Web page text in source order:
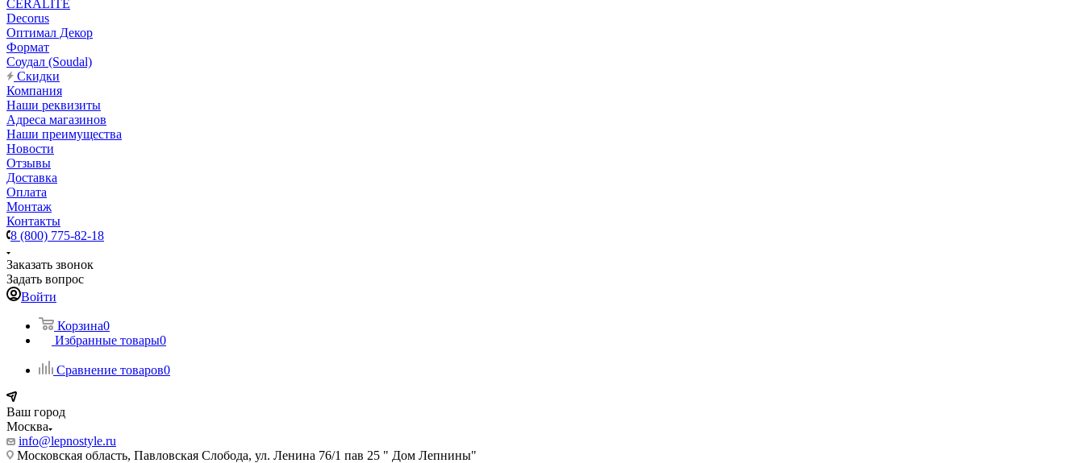
CERALITE
Decorus
Оптимал Декор
Формат
Соудал (Soudal)
Скидки
Компания
Наши реквизиты
Адреса магазинов
Наши преимущества
Новости
Отзывы
Доставка
Оплата
Монтаж
Контакты
8 (800) 775-82-18
Заказать звонок
Задать вопрос
Войти
Корзина0
Избранные товары0
Сравнение товаров0
Ваш город
Москва
info@lepnostyle.ru
Московская область, Павловская Слобода, ул. Ленина 76/1 пав 25 " Дом Лепнины"